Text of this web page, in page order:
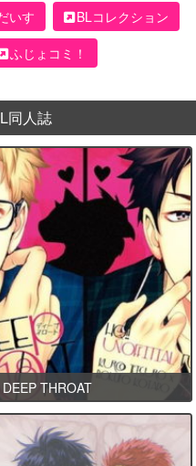
いす
BLコレクション
ふじょコミ！
同人誌
DEEP THROAT